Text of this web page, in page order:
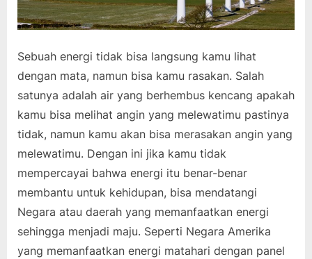
Sebuah energi tidak bisa langsung kamu lihat
dengan mata, namun bisa kamu rasakan. Salah
satunya adalah air yang berhembus kencang apakah
kamu bisa melihat angin yang melewatimu pastinya
tidak, namun kamu akan bisa merasakan angin yang
melewatimu. Dengan ini jika kamu tidak
mempercayai bahwa energi itu benar-benar
membantu untuk kehidupan, bisa mendatangi
Negara atau daerah yang memanfaatkan energi
sehingga menjadi maju. Seperti Negara Amerika
yang memanfaatkan energi matahari dengan panel